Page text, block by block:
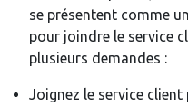
se présentent comme
pour joindre le service
plusieurs demandes :
Joignez le service client